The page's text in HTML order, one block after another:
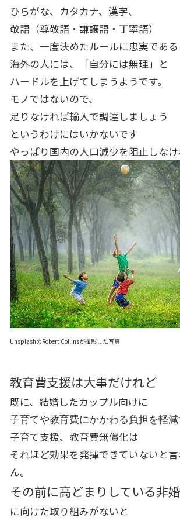
ひらがな、カタカナ、漢字、
敬語（尊敬語・謙譲語・丁寧語）
また、一度決めたルールに忠実であ
海外の人には、「自分には無理」と
ハードルを上げてしまうようです。
モノではないので、
足りなければ輸入で調達しましょう
というわけにはいかないです
やっぱり国内の人口減少を阻止しなけ
UnsplashのRobert Collinsが撮影した写真
教育費支援は大事だけれど
既に、結婚したカップル向けに
子育てや教育費にかかわる負担を軽
子育て支援、教育費無償化は
それほど効果を発揮できていないと
ん。
その前に高どまりしている非
に向けた取り組みがないと